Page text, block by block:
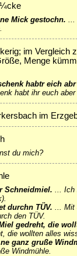
Mick gestochn.
im Vergleich
Menge
habtr eich
habt ihr euch aber
im
du mich?
Schneidmiel.
Ich
durchn TÜV.
Mit
den TÜV.
gedreht, die
die wollten alles
ganz gruße
Windmühle.